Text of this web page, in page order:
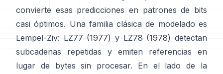
convierte esas predicciones en patrones de bits
casi óptimos. Una familia clásica de modelado es
Lempel-Ziv: LZ77 (1977) y LZ78 (1978) detectan
subcadenas repetidas y emiten referencias en
lugar de bytes sin procesar. En el lado de la